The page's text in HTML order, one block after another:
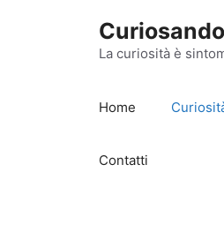
La curiosità è
Home
Contatti